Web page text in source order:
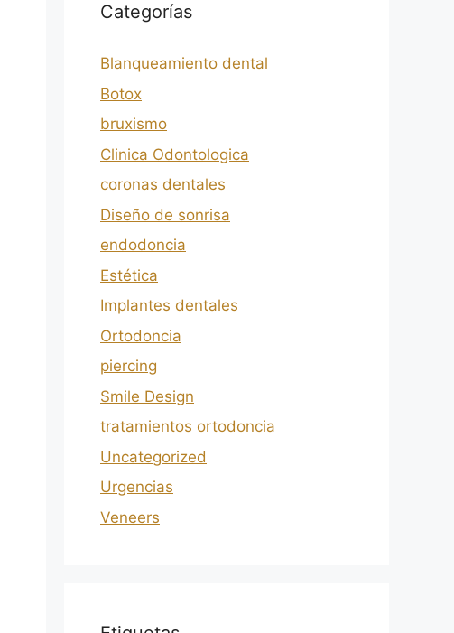
Categorías
Blanqueamiento dental
Botox
bruxismo
Clinica Odontologica
coronas dentales
Diseño de sonrisa
endodoncia
Estética
Implantes dentales
Ortodoncia
piercing
Smile Design
tratamientos ortodoncia
Uncategorized
Urgencias
Veneers